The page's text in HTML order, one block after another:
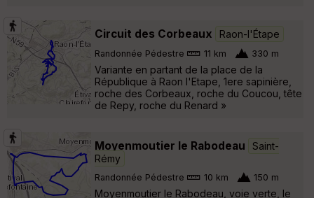
Circuit des Corbeaux Raon-l'Étape
Randonnée Pédestre 11 km 330 m
Variante en partant de la place de la
République à Raon l'Etape, 1ere sapinière,
roche des Corbeaux, roche du Coucou, tête
de Repy, roche du Renard »
Moyenmoutier le Rabodeau
Saint-
Rémy
Randonnée Pédestre 10 km 150 m
Moyenmoutier le Rabodeau, voie verte, le